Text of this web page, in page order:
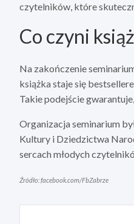
czytelników, które
Co czyni
Na zakończenie
książka staje się
Takie podejście
Organizacja seminarium
Kultury i Dziedzictwa
sercach młodych
Źródło: facebook.com/FbZabrze